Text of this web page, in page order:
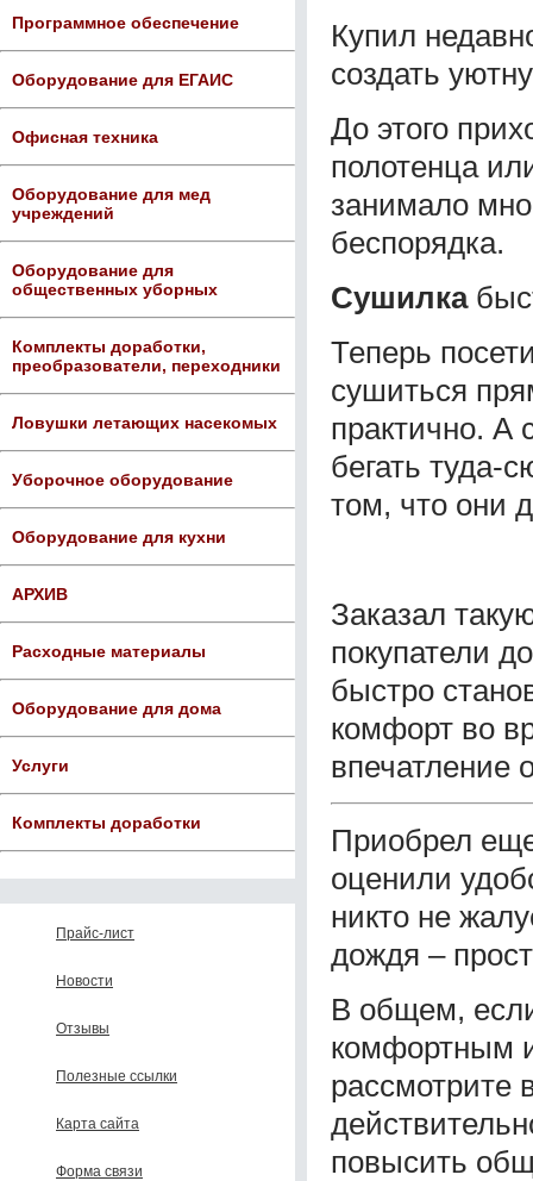
Программное обеспечение
Оборудование для ЕГАИС
Офисная техника
Оборудование для мед
учреждений
Оборудование для
общественных уборных
Комплекты доработки,
преобразователи, переходники
Ловушки летающих насекомых
Уборочное оборудование
Оборудование для кухни
АРХИВ
Расходные материалы
Оборудование для дома
Услуги
Комплекты доработки
Прайс-лист
Новости
Отзывы
Полезные ссылки
Карта сайта
Форма связи
Купил
создать
До этого
полотенца
занимало
беспорядка.
Сушилка
Теперь
сушиться
практично. А
бегать
том, что они
Заказал
покупатели
быстро
комфорт во
впечатление
Приобрел
оценили
никто не
дождя –
В общем,
комфортным
рассмотрите
повысить